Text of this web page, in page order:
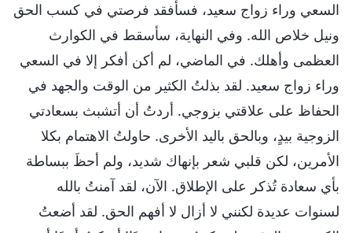
السعي وراء زواج سعيد، فسأفقد فرصتي في كسب الحق
ونيل خلاص الله. وفي النهاية، سأسقط في الكوارث
العظمى وأهلك. في الماضي، لم أكن أفكر إلا في السعي
وراء زواج سعيد. لقد بذلتُ الكثير من الوقت والجهد في
الحفاظ على علاقتي بزوجي. أردتُ أن أتشبث بسعادتي
الزوجية بيدٍ، وبالحق باليد الأخرى. حاولتُ الاهتمام بكلا
الأمرين، لكن قلبي شعر بإنهاك شديد، ولم أحظَ ببساطة
بأي سعادة تُذكر على الإطلاق. الآن، لقد آمنتُ بالله
لسنوات عديدة لكنني لا أزال لا أفهم الحق. لقد أضعتُ